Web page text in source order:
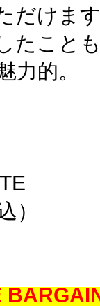
だけま
たこと
力的。
）